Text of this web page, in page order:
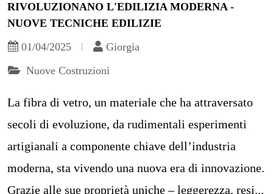
RIVOLUZIONANO L'EDILIZIA MODERNA -
NUOVE TECNICHE EDILIZIE
01/04/2025
Giorgia
Nuove Costruzioni
La fibra di vetro, un materiale che ha attraversato
secoli di evoluzione, da rudimentali esperimenti
artigianali a componente chiave dell’industria
moderna, sta vivendo una nuova era di innovazione.
Grazie alle sue proprietà uniche – leggerezza, resi...